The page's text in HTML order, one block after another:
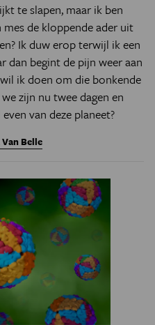
te slapen, maar ik ben
de kloppende ader uit
Ik duw erop terwijl ik een
dan begint de pijn weer aan
ik doen om die bonkende
zijn nu twee dagen en
van deze planeet?
Van Belle